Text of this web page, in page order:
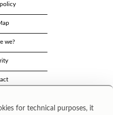
we?
for technical purposes, it